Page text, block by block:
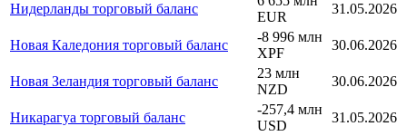
Нидерланды торговый баланс
EUR
31.05.2026
Новая Каледония торговый баланс
-8 996 млн
XPF
30.06.2026
Новая Зеландия торговый баланс
23 млн
NZD
30.06.2026
Никарагуа торговый баланс
-257,4 млн
USD
31.05.2026